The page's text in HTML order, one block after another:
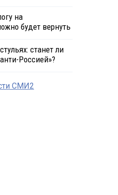
на
будет вернуть
станет ли
Россией»?
СМИ2